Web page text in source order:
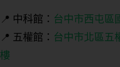
📍 中科館： 台中市西屯區
📍 五權館： 台中市北區五
樓